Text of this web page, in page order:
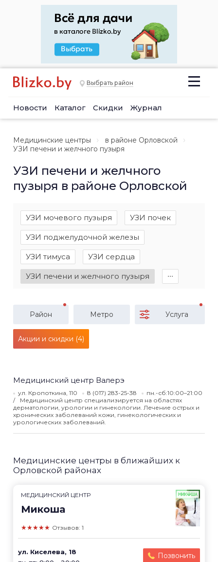
Выбрать район
Новости Каталог Скидки Журнал
Медицинские центры
в районе Орловской
УЗИ печени и желчного пузыря
УЗИ печени и желчного
пузыря в районе Орловской
УЗИ мочевого пузыря УЗИ почек
УЗИ поджелудочной железы
УЗИ тимуса УЗИ сердца
УЗИ печени и желчного пузыря ∙∙∙
Район Метро Услуга
Акции и скидки (4)
Медицинский центр Валерэ
ул. Кропоткина, 110 8 (017) 283-25-38
пн.-сб:10:00–21:00
Медицинский центр специализируется на областях
дерматологии, урологии и гинекологии. Лечение острых и
хронических заболеваний кожи, гинекологических и
урологических заболеваний.
Медицинские центры в ближайших к
Орловской районах
МЕДИЦИНСКИЙ ЦЕНТР
Микоша
★★★★★ Отзывов: 1
ул. Киселева, 18
Позвонить